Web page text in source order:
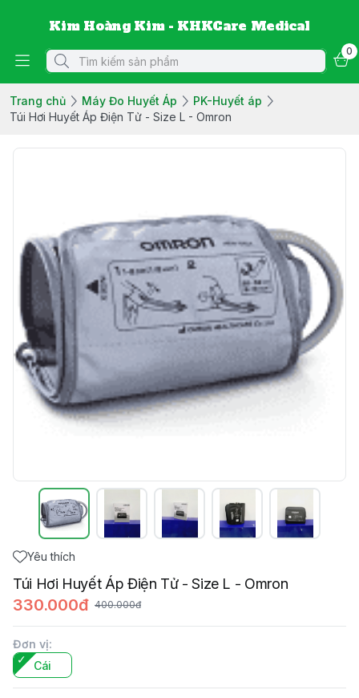
Kim Hoàng Kim - KHKCare Medical
0
Trang chủ Máy Đo Huyết Áp
PK-Huyết áp
Túi Hơi Huyết Áp Điện Tử - Size L - Omron
Yêu thích
Túi Hơi Huyết Áp Điện Tử - Size L - Omron
330.000đ 400.000đ
Đơn vị:
Cái